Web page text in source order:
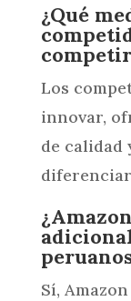
¿Qué
Los
innovar,
de calidad
Sí,